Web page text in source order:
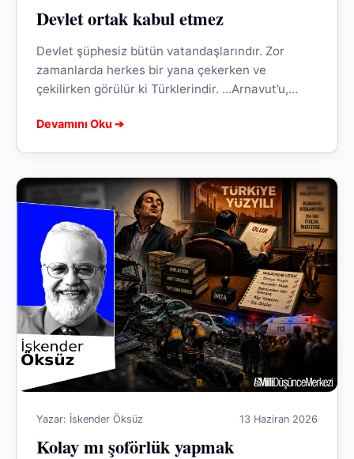
Devlet ortak kabul etmez
Devlet şüphesiz bütün vatandaşlarındır. Zor
zamanlarda herkes bir yana çekerken ve
çekilirken görülür ki Türklerindir. ...Arnavut’u,
mayasıdır. O...
Devamını Oku ➔
Yazar: İskender Öksüz 13 Haziran 2026
Kolay mı şoförlük yapmak